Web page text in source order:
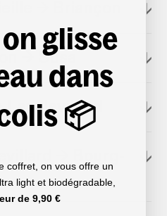
↓
→ Susa ↓
Lanslevillard ↓
↓
glisse
dans
📦
coffret, on vous offre un
light et biodégradable,
de 9,90 €